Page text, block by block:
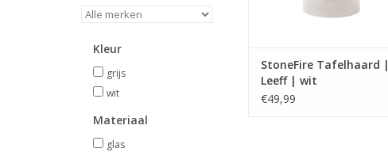
Kleur
grijs
wit
Materiaal
glas
StoneFire Tafelhaard |
Leeff | wit
€49,99